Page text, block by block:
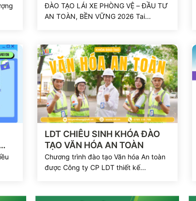
ĐÀO TẠO LÁI XE PHÒNG VỆ – ĐẦU TƯ
AN TOÀN, BỀN VỮNG 2026 Tai...
Xem chi tiết
LDT CHIÊU SINH KHÓA ĐÀO
TẠO VĂN HÓA AN TOÀN
Chương trình đào tạo Văn hóa An toàn
được Công ty CP LDT thiết kế...